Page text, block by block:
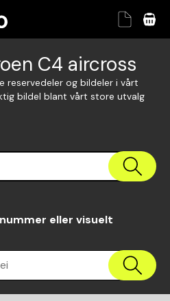
C4 aircross
reservedeler og bildeler i vårt
bildel blant vårt store utvalg
eller visuelt